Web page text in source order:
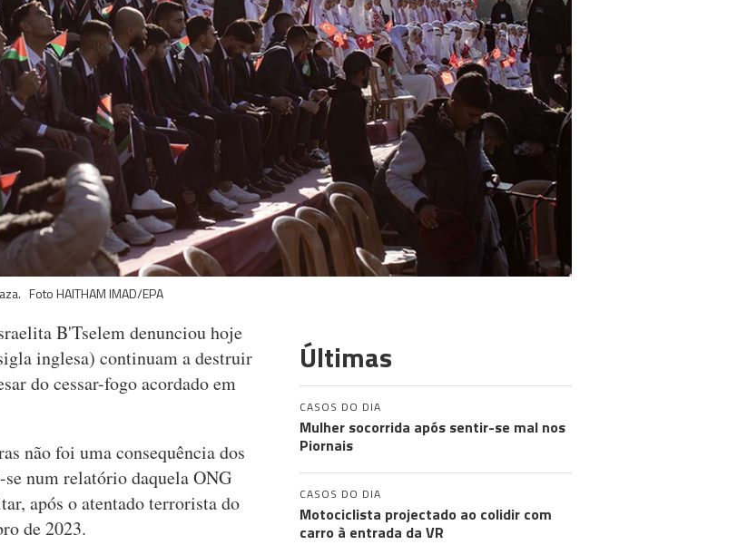
Foto HAITHAM IMAD/EPA
B'Tselem denunciou hoje
inglesa) continuam a destruir
do cessar-fogo acordado em
não foi uma consequência dos
num relatório daquela ONG
após o atentado terrorista do
de 2023.
Últimas
CASOS DO DIA
Mulher socorrida após sentir-se mal nos
Piornais
CASOS DO DIA
Motociclista projectado ao colidir com
carro à entrada da VR